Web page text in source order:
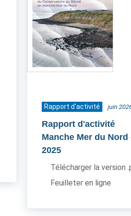
Rapport d'activité juin
Rapport d'activité
Manche Mer du Nord
2025
Télécharger la version
Feuilleter en ligne